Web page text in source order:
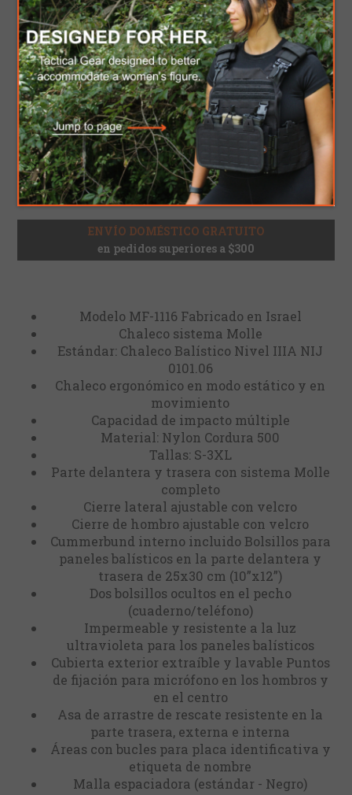
Color *
$180.00
AÑADIR AL CARRITO
Por favor, seleccione la dirección a la que desea
enviar
ENVÍO DOMÉSTICO GRATUITO
en pedidos superiores a $300
Modelo MF-1116 Fabricado en Israel
Chaleco sistema Molle
Estándar: Chaleco Balístico Nivel IIIA NIJ
0101.06
Chaleco ergonómico en modo estático y en
movimiento
Capacidad de impacto múltiple
Material: Nylon Cordura 500
Tallas: S-3XL
Parte delantera y trasera con sistema Molle
completo
Cierre lateral ajustable con velcro
Cierre de hombro ajustable con velcro
Cummerbund interno incluido Bolsillos para
paneles balísticos en la parte delantera y
trasera de 25x30 cm (10”x12”)
Dos bolsillos ocultos en el pecho
(cuaderno/teléfono)
Impermeable y resistente a la luz
ultravioleta para los paneles balísticos
Cubierta exterior extraíble y lavable Puntos
de fijación para micrófono en los hombros y
en el centro
Asa de arrastre de rescate resistente en la
parte trasera, externa e interna
Áreas con bucles para placa identificativa y
etiqueta de nombre
Malla espaciadora (estándar - Negro)